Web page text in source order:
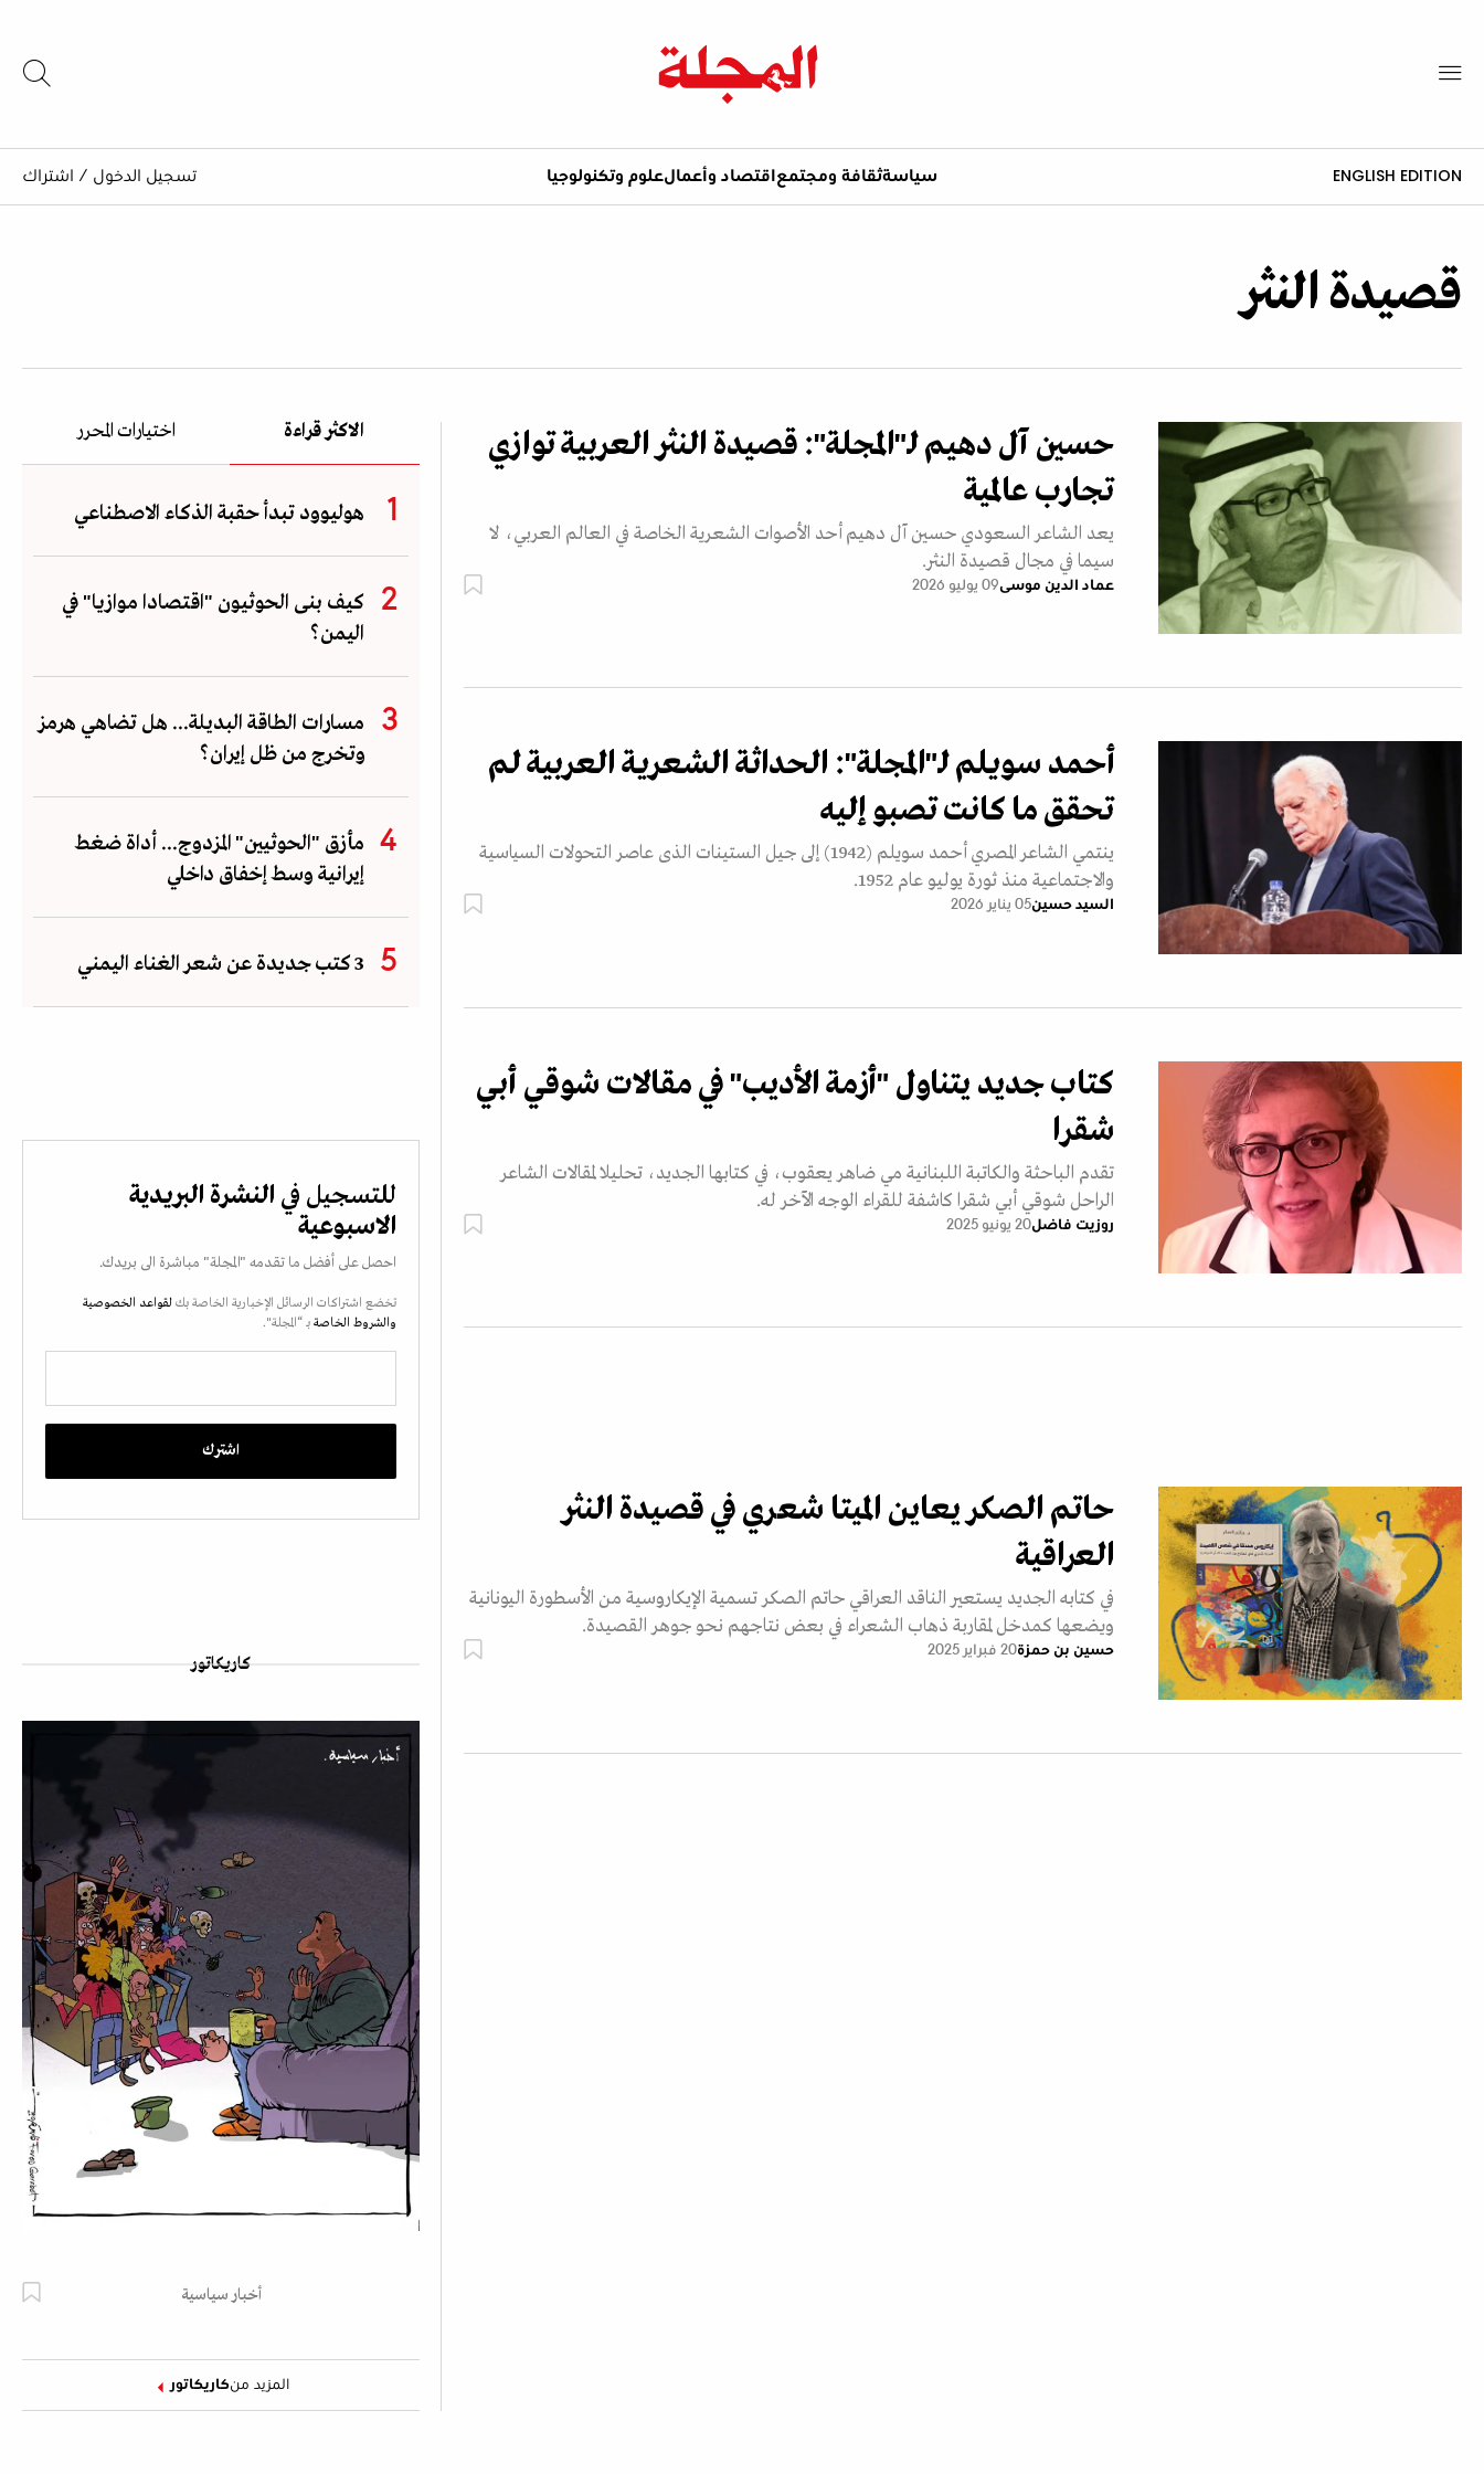
ENGLISH EDITION سياسةثقافة ومجتمع اقتصاد وأعمالعلوم وتكنولوجيا تسجيل الدخول / اشتراك
قصيدة النثر
حسين آل دهيم لـ"المجلة": قصيدة النثر العربية توازي
تجارب عالمية
يعد الشاعر السعودي حسين آل دهيم أحد الأصوات الشعرية الخاصة في العالم العربي، لا
سيما في مجال قصيدة النثر.
عماد الدين موسى09 يوليو 2026
أحمد سويلم لـ"المجلة": الحداثة الشعرية العربية لم
تحقق ما كانت تصبو إليه
ينتمي الشاعر المصري أحمد سويلم (1942) إلى جيل الستينات الذى عاصر التحولات السياسية
والاجتماعية منذ ثورة يوليو عام 1952.
السيد حسين05 يناير 2026
كتاب جديد يتناول "أزمة الأديب" في مقالات شوقي أبي
شقرا
تقدم الباحثة والكاتبة اللبنانية مي ضاهر يعقوب، في كتابها الجديد، تحليلا لمقالات الشاعر
الراحل شوقي أبي شقرا كاشفة للقراء الوجه الآخر له.
روزيت فاضل20 يونيو 2025
حاتم الصكر يعاين الميتا شعري في قصيدة النثر
العراقية
في كتابه الجديد يستعير الناقد العراقي حاتم الصكر تسمية الإيكاروسية من الأسطورة اليونانية
ويضعها كمدخل لمقاربة ذهاب الشعراء في بعض نتاجهم نحو جوهر القصيدة.
حسين بن حمزة20 فبراير 2025
الاكثر قراءة اختيارات المحرر
هوليوود تبدأ حقبة الذكاء الاصطناعي
كيف بنى الحوثيون "اقتصادا موازيا" في
اليمن؟
مسارات الطاقة البديلة... هل تضاهي هرمز
وتخرج من ظل إيران؟
مأزق "الحوثيين" المزدوج... أداة ضغط
إيرانية وسط إخفاق داخلي
3 كتب جديدة عن شعر الغناء اليمني
للتسجيل في النشرة البريدية
الاسبوعية
احصل على أفضل ما تقدمه "المجلة" مباشرة الى بريدك.
تخضع اشتراكات الرسائل الإخبارية الخاصة بك لقواعد الخصوصية
والشروط الخاصة بـ “المجلة".
كاريكاتور
أخبار سياسية
المزيد منكاريكاتور